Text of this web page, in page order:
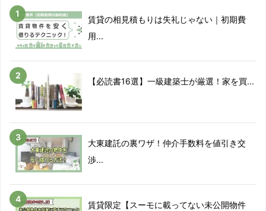
2018/06
2018/07 12.8%
2018/08
2018/10 4.5%
2018/11
2018/12 10.2%
賃貸の相見積もりは失礼じゃない｜初期費
用...
【必読書16選】一級建築士が厳選！家を買...
大東建託の裏ワザ！仲介手数料を値引き交
渉...
賃貸限定【スーモに載ってない未公開物件